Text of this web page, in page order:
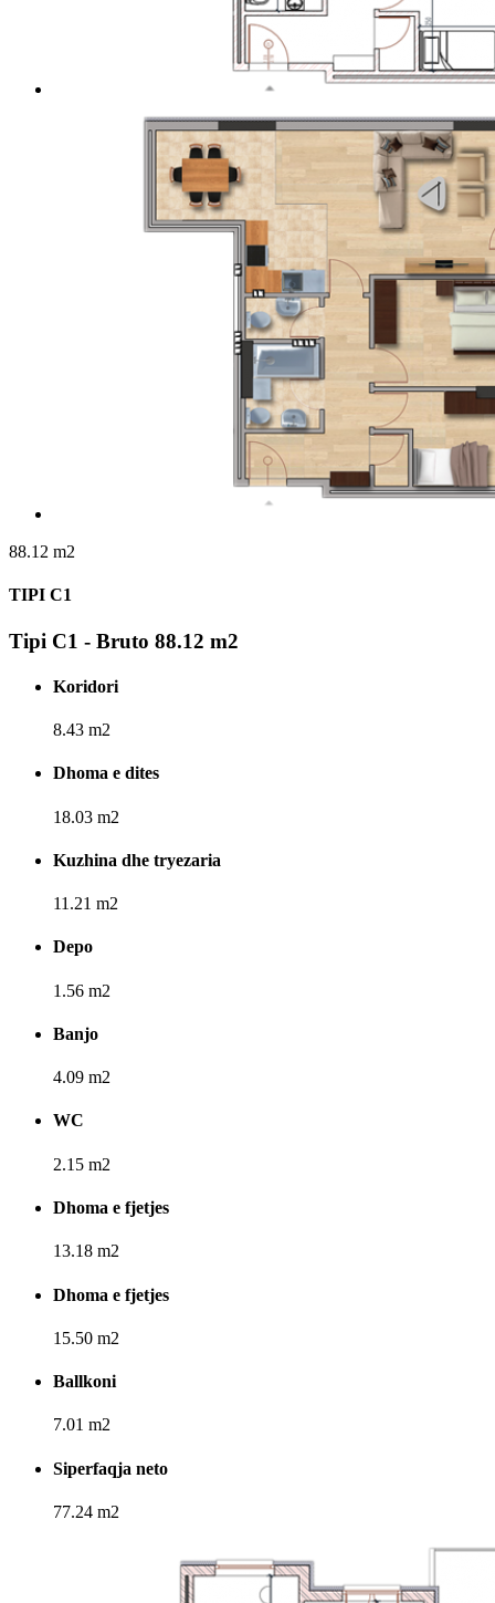
88.12 m2
TIPI C1
Tipi C1 - Bruto 88.12 m2
Koridori
8.43 m2
Dhoma e dites
18.03 m2
Kuzhina dhe tryezaria
11.21 m2
Depo
1.56 m2
Banjo
4.09 m2
WC
2.15 m2
Dhoma e fjetjes
13.18 m2
Dhoma e fjetjes
15.50 m2
Ballkoni
7.01 m2
Siperfaqja neto
77.24 m2